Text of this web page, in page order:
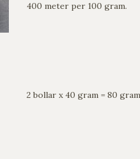
400 meter per 100 gram.
2 bollar x 40 gram = 80